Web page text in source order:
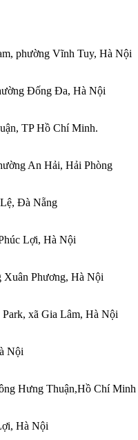
phường Vĩnh Tuy, Hà Nội
Đống Đa, Hà Nội
TP Hồ Chí Minh.
An Hải, Hải Phòng
Đà Nẵng
Lợi, Hà Nội
Xuân Phương, Hà Nội
xã Gia Lâm, Hà Nội
Nội
Hưng Thuận,Hồ Chí Minh
Hà Nội